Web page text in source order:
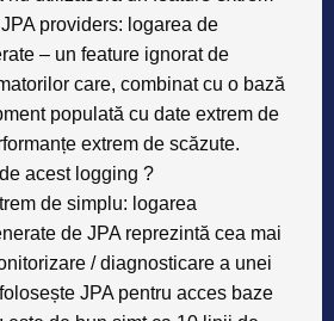
providers: logarea de
– un feature ignorat de
care, combinat cu o bază
populată cu date extrem de
extrem de scăzute.
acest logging ?
de simplu: logarea
de JPA reprezintă cea mai
/ diagnosticare a unei
JPA pentru acces baze